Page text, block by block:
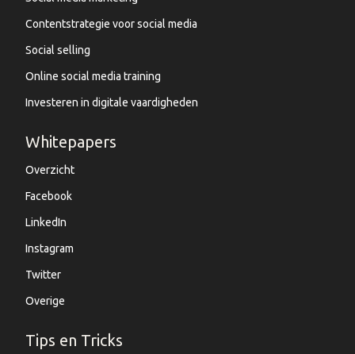
Contentstrategie voor social media
Social selling
Online social media training
Investeren in digitale vaardigheden
Whitepapers
Overzicht
Facebook
LinkedIn
Instagram
Twitter
Overige
Tips en Tricks